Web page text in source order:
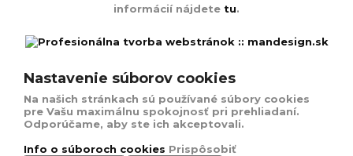
informácií nájdete tu.
Nastavenie súborov cookies
Na našich stránkach sú používané súbory cookies
pre Vašu maximálnu spokojnosť pri prehliadaní.
Odporúčame, aby ste ich akceptovali.
Info o súboroch cookies Prispôsobiť